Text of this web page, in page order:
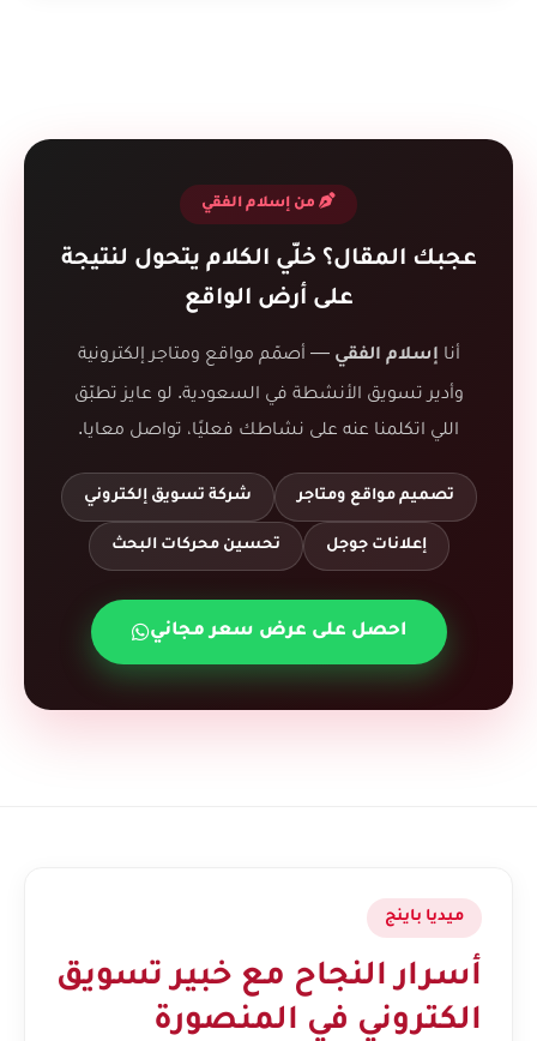
من إسلام الفقي
عجبك المقال؟ خلّي الكلام يتحول لنتيجة
على أرض الواقع
أنا إسلام الفقي — أصمّم مواقع ومتاجر إلكترونية
وأدير تسويق الأنشطة في السعودية. لو عايز تطبّق
اللي اتكلمنا عنه على نشاطك فعليًا، تواصل معايا.
تصميم مواقع ومتاجر شركة تسويق إلكتروني
إعلانات جوجل تحسين محركات البحث
احصل على عرض سعر مجاني
ميديا باينج
أسرار النجاح مع خبير تسويق
الكتروني في المنصورة